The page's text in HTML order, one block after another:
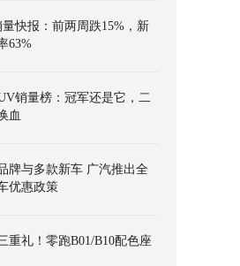
量快报：前两周跌15%，新
63%
销量榜：冠军还是它，二
血
牌与多款新车 广汽推出全
优惠政策
重礼！零跑B01/B10配色座